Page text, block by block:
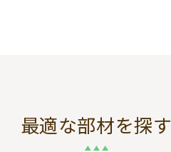
最適な部材を探す